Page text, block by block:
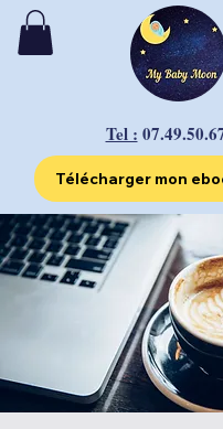
Tel :
Télécharger mon